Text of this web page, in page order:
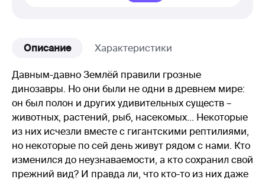
Описание Характеристики
Давным-давно Землёй правили грозные
динозавры. Но они были не одни в древнем мире:
он был полон и других удивительных существ –
животных, растений, рыб, насекомых... Некоторые
из них исчезли вместе с гигантскими рептилиями,
но некоторые по сей день живут рядом с нами. Кто
изменился до неузнаваемости, а кто сохранил свой
прежний вид? И правда ли, что кто-то из них даже